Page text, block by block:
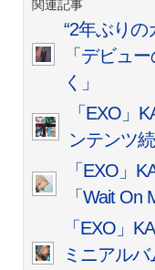
関連記事
“2年ぶりの
「デビュ
く」
「EXO」
ンテンツ
「EXO」
「Wait
「EXO」
ミニアル